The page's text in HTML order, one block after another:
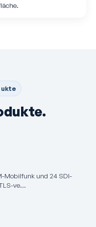
Mobilfunk und 24 SDI-
ve…